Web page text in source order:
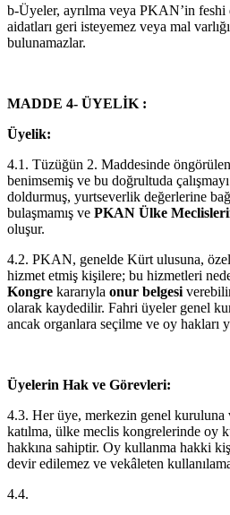
b-Üyeler, ayrılma veya PKAN’in
aidatları geri isteyemez veya mal
bulunamazlar.
MADDE 4- ÜYELİK :
Üyelik:
4.1. Tüzüğün 2. Maddesinde
benimsemiş ve bu doğrultuda
doldurmuş, yurtseverlik değerlerine
bulaşmamış ve PKAN Ülke
oluşur.
4.2. PKAN, genelde Kürt ulusuna,
hizmet etmiş kişilere; bu hizmetleri
Kongre kararıyla onur belgesi
olarak kaydedilir. Fahri üyeler genel
ancak organlara seçilme ve oy hakları
Üyelerin Hak ve Görevleri:
4.3. Her üye, merkezin genel
katılma, ülke meclis kongrelerinde oy
hakkına sahiptir. Oy kullanma hakki
devir edilemez ve vekâleten
4.4.